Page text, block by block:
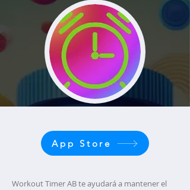
App Store
Workout Timer AB te ayudará a mantener el